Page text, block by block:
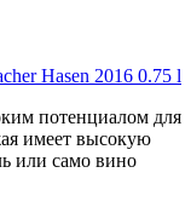
потенциалом для
имеет высокую
или само вино